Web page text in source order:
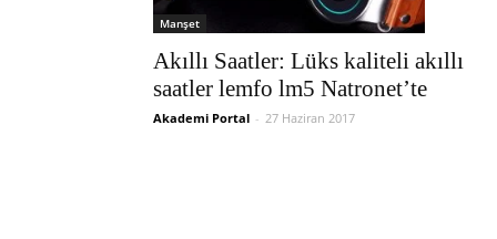
Manşet
Akıllı Saatler: Lüks kaliteli akıllı
saatler lemfo lm5 Natronet’te
Akademi Portal - 27 Haziran 2017